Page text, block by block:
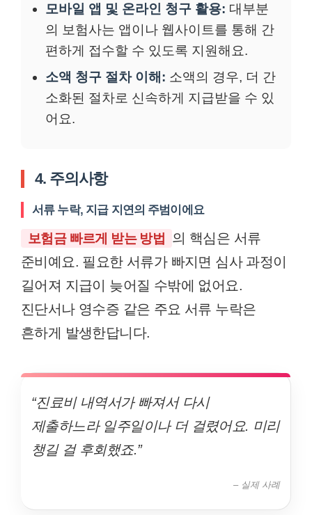
모바일 앱 및 온라인 청구 활용: 대부분
의 보험사는 앱이나 웹사이트를 통해 간
편하게 접수할 수 있도록 지원해요.
소액 청구 절차 이해: 소액의 경우, 더 간
소화된 절차로 신속하게 지급받을 수 있
어요.
4. 주의사항
서류 누락, 지급 지연의 주범이에요
보험금 빠르게 받는 방법
의 핵심은 서류
준비예요. 필요한 서류가 빠지면 심사 과정이
길어져 지급이 늦어질 수밖에 없어요.
진단서나 영수증 같은 주요 서류 누락은
흔하게 발생한답니다.
“진료비 내역서가 빠져서 다시
제출하느라 일주일이나 더 걸렸어요. 미리
챙길 걸 후회했죠.”
– 실제 사례